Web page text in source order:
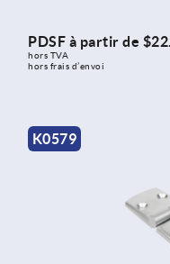
PDSF à partir de
hors TVA
hors frais d’envoi
K0579